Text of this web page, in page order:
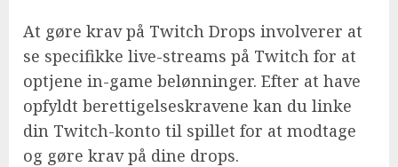
At gøre krav på Twitch Drops involverer at
se specifikke live-streams på Twitch for at
optjene in-game belønninger. Efter at have
opfyldt berettigelseskravene kan du linke
din Twitch-konto til spillet for at modtage
og gøre krav på dine drops.